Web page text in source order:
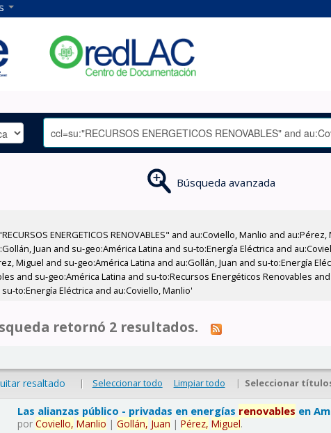
Búsqueda avanzada
ENERGETICOS RENOVABLES" and au:Coviello, Manlio and
Juan and su-geo:América Latina and su-to:Energía Eléctrica and
Miguel and su-geo:América Latina and au:Gollán, Juan and su-to:Energía
and su-geo:América Latina and su-to:Recursos Energéticos Renovables
to:Energía Eléctrica and au:Coviello, Manlio'
retornó 2 resultados.
resaltado | Seleccionar todo Limpiar todo | Seleccionar
Las alianzas público - privadas en energías renovables en
porCoviello, Manlio |Gollán, Juan |Pérez, Miguel.